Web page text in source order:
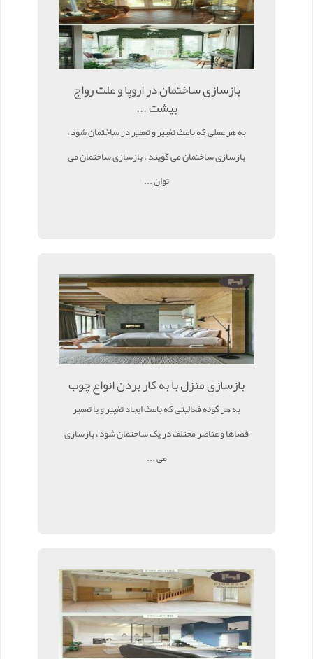
بازسازی ساختمان در اروپا و علت رواج
بیشت ...
به هر عملی که باعث تغییر و تعمیر در ساختمان شود ،
بازسازی ساختمان می گویند . بازسازی ساختمان می
توان ...
بازسازی منزل با به کار بردن انواع چوب
به هر گونه فعالیتی که باعث ایجاد تغییر و یا تعمیر
فضاها و عناصر مختلف در یک ساختمان شود ، بازسازی
می ...